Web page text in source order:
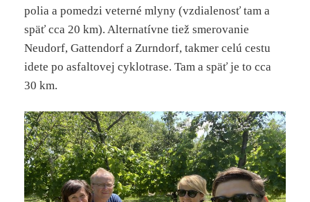
polia a pomedzi veterné mlyny (vzdialenosť tam a
späť cca 20 km). Alternatívne tiež smerovanie
Neudorf, Gattendorf a Zurndorf, takmer celú cestu
idete po asfaltovej cyklotrase. Tam a späť je to cca
30 km.